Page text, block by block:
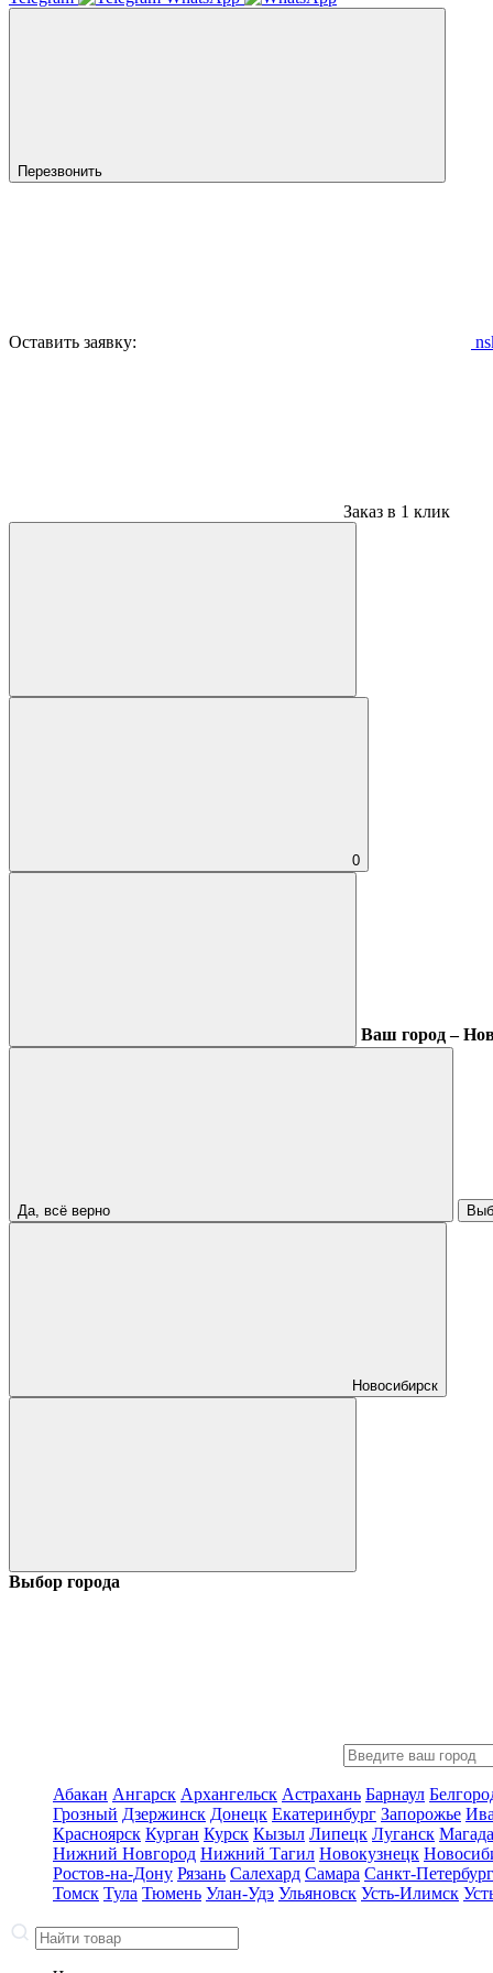
Перезвонить
Оставить заявку:
Заказ в 1 клик
0
Ваш город –
Да, всё верно
Новосибирск
Выбор города
Абакан Ангарск Архангельск Астрахань Барнаул
Грозный Дзержинск Донецк Екатеринбург Запорожье
Красноярск Курган Курск Кызыл Липецк Луганск
Нижний Новгород Нижний Тагил Новокузнецк
Ростов-на-Дону Рязань Салехард Самара Санкт-Петербург
Томск Тула Тюмень Улан-Удэ Ульяновск Усть-Илимск